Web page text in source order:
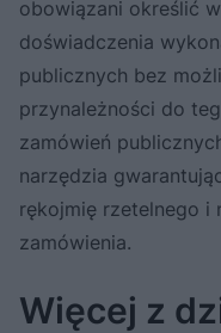
obowiązani określić
doświadczenia
publicznych bez
przynależności do
zamówień
narzędzia
rękojmię rzetelnego i
zamówienia.
Więcej z